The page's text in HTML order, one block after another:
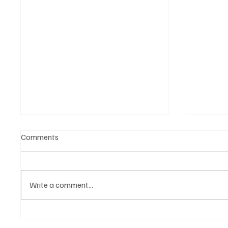
Comments
Write a comment...